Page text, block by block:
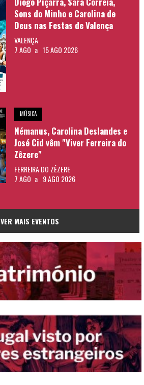
Sons do Minho e Carolina de
Deus nas Festas de Valença
VALENÇA
7 AGO a 15 AGO 2026
MÚSICA
Némanus, Carolina Deslandes e
José Cid vêm "Viver Ferreira do
Zêzere"
FERREIRA DO ZÊZERE
7 AGO a 9 AGO 2026
VER MAIS EVENTOS